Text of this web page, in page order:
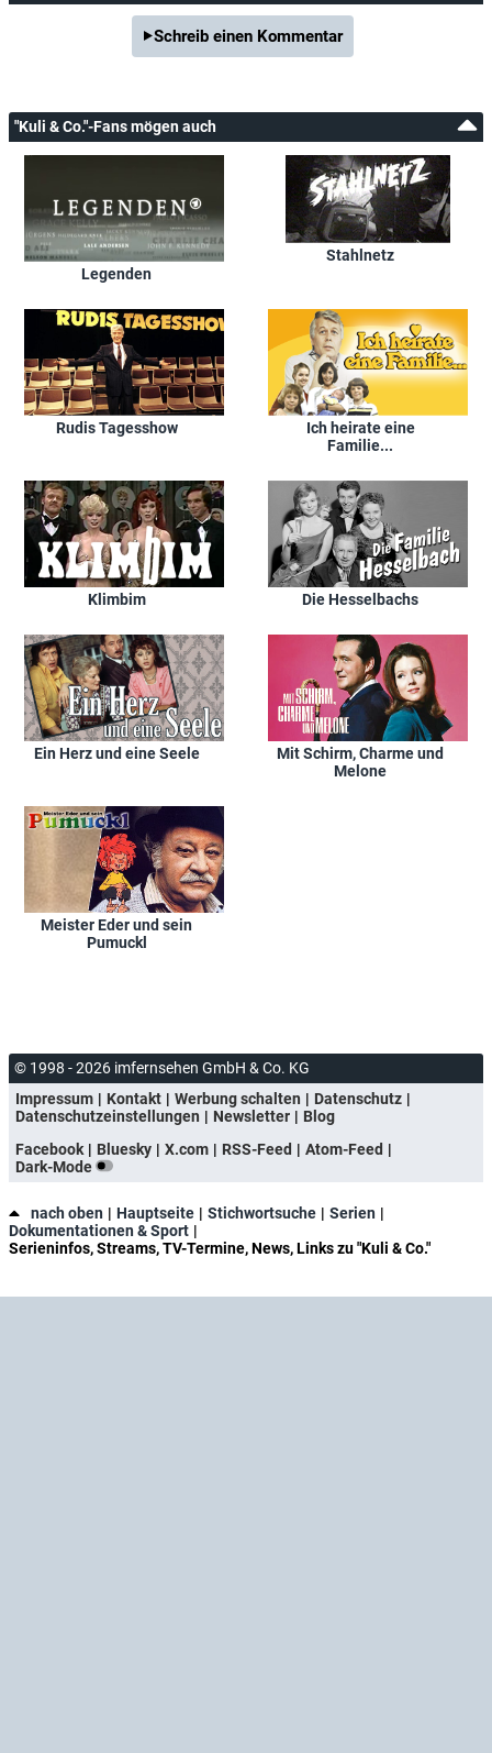
Schreib einen Kommentar
"Kuli & Co."-Fans mögen auch
Legenden
Stahlnetz
Rudis Tagesshow
Ich heirate eine
Familie...
Klimbim Die Hesselbachs
Ein Herz und eine Seele
Mit Schirm, Charme und
Melone
Meister Eder und sein
Pumuckl
© 1998 - 2026 imfernsehen GmbH & Co. KG
Impressum
Kontakt Werbung schalten
Datenschutz
Datenschutzeinstellungen
Newsletter
Blog
Facebook
Bluesky X.com RSS-Feed
Atom-Feed
Dark-Mode
nach oben Hauptseite Stichwortsuche
Serien
Dokumentationen & Sport
Serieninfos, Streams, TV-Termine, News, Links zu "Kuli & Co."